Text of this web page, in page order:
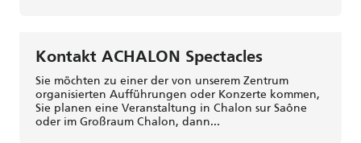
Kontakt ACHALON Spectacles
Sie möchten zu einer der von unserem Zentrum
organisierten Aufführungen oder Konzerte kommen,
Sie planen eine Veranstaltung in Chalon sur Saône
oder im Großraum Chalon, dann...